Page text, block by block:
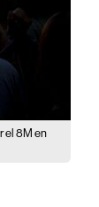
el 8M en